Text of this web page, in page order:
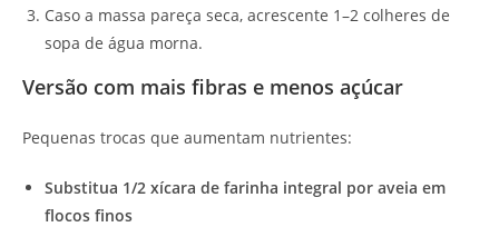
Caso a massa pareça seca, acrescente 1–2 colheres de
sopa de água morna.
Versão com mais fibras e menos açúcar
Pequenas trocas que aumentam nutrientes:
Substitua 1/2 xícara de farinha integral por aveia em
flocos finos